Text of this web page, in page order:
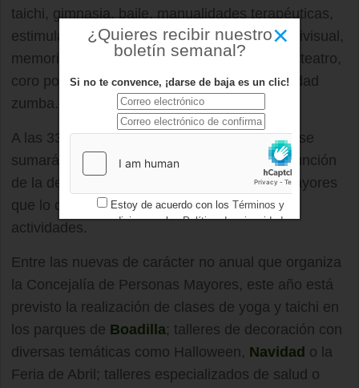
taichi, gimnasia, baile, manualidades terapéuticas,
estimulación cognitiva, guitarra, creación audivisual,
memoria, informática, dinámica ocupacional, teatro,
coro polifónico, inglés y este año como novedad
zumba.
A las 333 nuevas plazas que hay disponbles se
sumarán nuevos grupos que se crearán en función
de la demanda con el fin de que todos los mayores
que lo deseen puedan tomar parte en estas
actividades.
Entre las nuevas de carácter no anual que organiza
la Concejalía de Personas Mayores, este año está
previsto la realización de clases de yoga y taichi en
los parques de Boadilla; talleres de decoración con
diversas temáticas como Halloween, Navidad o la
Feria de Abril; talleres especializados de salud o
×
¿Quieres recibir nuestro
boletín semanal?
Si no te convence, ¡darse de baja es un clic!
Estoy de acuerdo con los Términos y
condicionesy losPolítica de privacidad